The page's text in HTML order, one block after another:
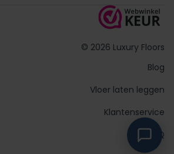
© 2026 Luxury Floors
Blog
Vloer laten leggen
Klantenservice
FAQ